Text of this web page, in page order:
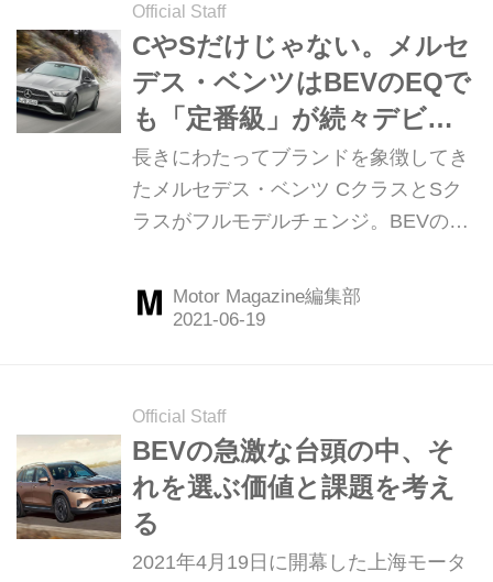
Official Staff
CやSだけじゃない。メルセ
デス・ベンツはBEVのEQで
も「定番級」が続々デビュ
ー【輸入車事情2021-2022】
長きにわたってブランドを象徴してき
たメルセデス・ベンツ CクラスとSク
ラスがフルモデルチェンジ。BEVのラ
取りも早まりつつあるようだ。
（Motor Magazine2021年7月号より）
Motor Magazine編集部
Official Staff
BEVの急激な台頭の中、そ
れを選ぶ価値と課題を考え
る
2021年4月19日に開幕した上海モータ